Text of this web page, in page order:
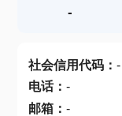
查产地
-
社会信用代码： -
电话： -
邮箱： -